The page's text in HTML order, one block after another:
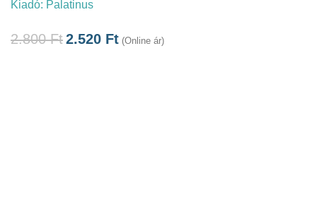
Kiadó: Palatinus
2.800Ft2.520 Ft (Online ár)